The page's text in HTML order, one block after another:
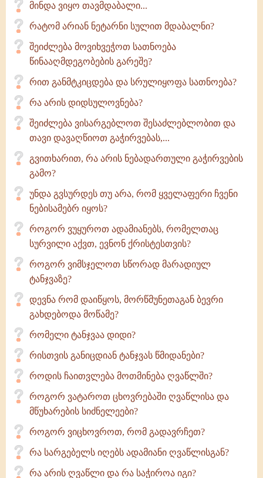
მინდა ვიყო თავმდაბალი...
რატომ არიან ნეტარნი სულით მდაბალნი?
შეიძლება მოვიხვეჭოთ სათნოება
წინააღმდეგობების გარეშე?
რით განმტკიცდება და სრულიყოფა სათნოება?
რა არის დიდსულოვნება?
შეიძლება ვისარგებლოთ შესაძლებლობით და
თავი დავაღწიოთ გაჭირვებას,...
გვითხარით, რა არის ნებადართული გაჭირვების
გამო?
უნდა გვსურდეს თუ არა, რომ ყველაფერი ჩვენი
ნებისამებრ იყოს?
როგორ ვუყუროთ ადამიანებს, რომელთაც
სურვილი აქვთ, ევნონ ქრისტესთვის?
როგორ ვიმსჯელოთ სწორად მარადიულ
ტანჯვაზე?
დევნა რომ დაიწყოს, მორწმუნეთაგან ბევრი
გახდებოდა მოწამე?
რომელი ტანჯვაა დიდი?
რისთვის განიცდიან ტანჯვას წმიდანები?
როდის ჩაითვლება მოთმინება ღვაწლში?
როგორ ვატაროთ ცხოვრებაში ღვაწლისა და
მწუხარების სიძნელეები?
როგორ ვიცხოვროთ, რომ გადავრჩეთ?
რა სარგებელს იღებს ადამიანი ღვაწლისგან?
რა არის ღვაწლი და რა საჭიროა იგი?